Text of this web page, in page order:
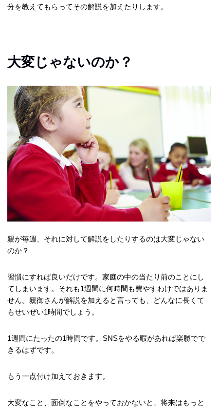
分を教えてもらってその解説を加えたりします。
大変じゃないのか？
親が毎週、それに対して解説をしたりするのは大変じゃない
のか？
習慣にすれば良いだけです。家庭の中の当たり前のことにし
てしまいます。それも1週間に何時間も費やすわけではありま
せん。親御さんが解説を加えると言っても、どんなに長くて
もせいぜい1時間でしょう。
1週間にたったの1時間です。SNSをやる暇があれば楽勝でで
きるはずです。
もう一点付け加えておきます。
大変なこと、面倒なことをやっておかないと、将来はもっと